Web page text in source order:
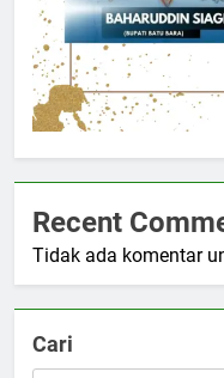
Recent
Tidak ada komentar
Cari